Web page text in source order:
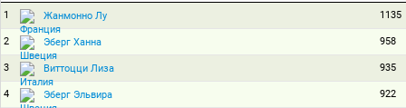
1 Жанмонно Лу 1135
2 Эберг Ханна 958
3 Виттоцци Лиза 935
4 Эберг Эльвира 922